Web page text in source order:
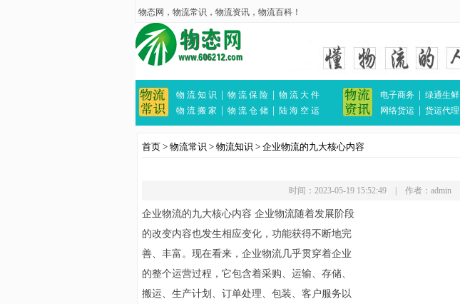
物态网 ， 物流常识 ， 物流资讯 ， 物流百科 ！
物 流 知 识 物 流 保 险
物 流 大 件
物 流 搬 家
物 流 仓 储 陆 海 空 运
电子商务
绿通生鲜
网络货运
货运代理
首页 > 物流常识 > 物流知识 > 企业物流的九大核心内容
时间：2023-05-19 15:52:49 | 作者：admin
企业物流的九大核心内容 企业物流随着发展阶段
的改变内容也发生相应变化，功能获得不断地完
善、丰富。现在看来，企业物流几乎贯穿着企业
的整个运营过程，它包含着采购、运输、存储、
搬运、生产计划、订单处理、包装、客户服务以